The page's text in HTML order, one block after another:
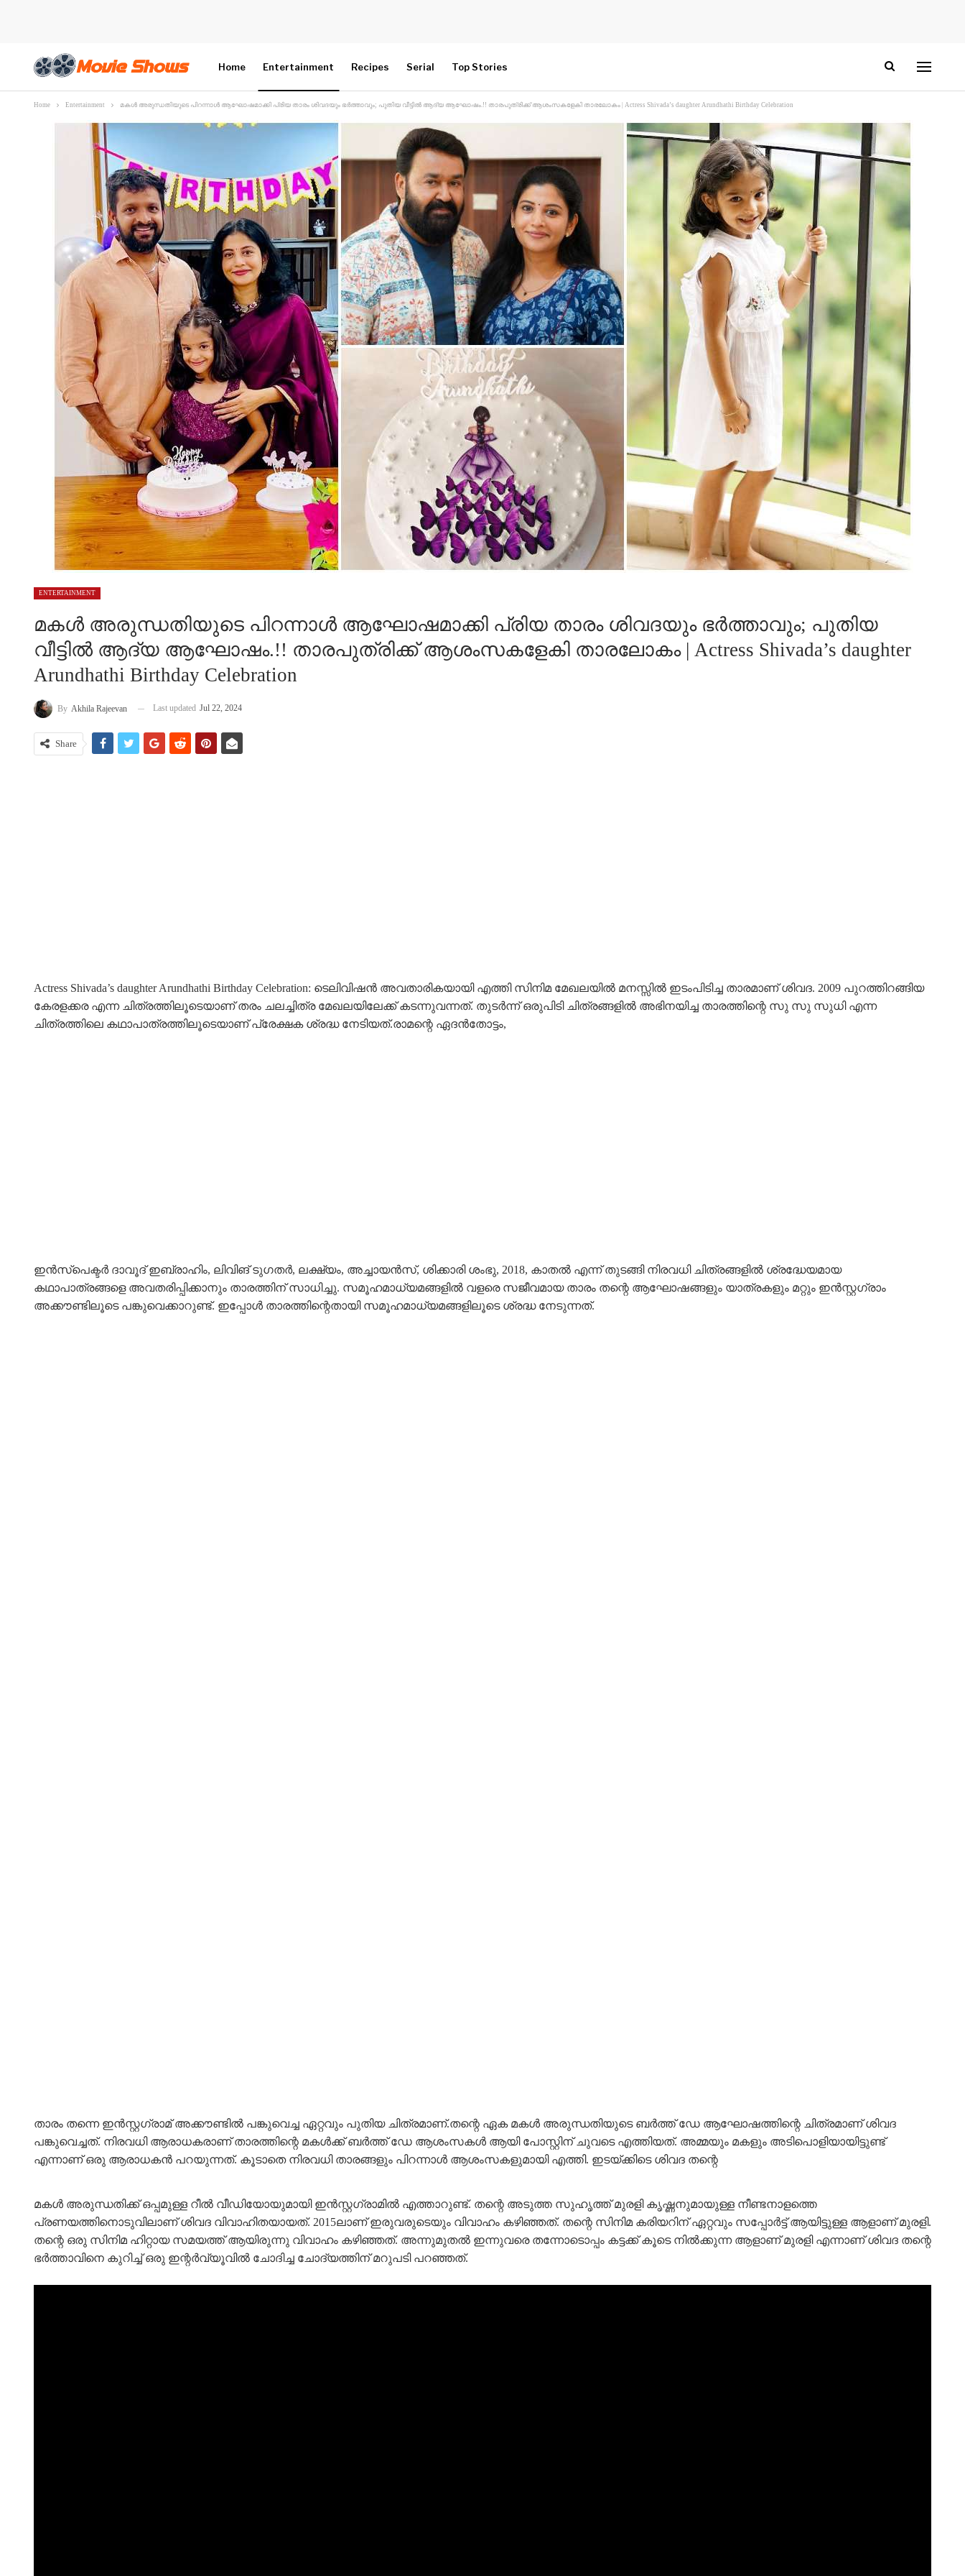
Home Entertainment Recipes Serial Top Stories
Home Entertainment മകൾ അരുന്ധതിയുടെ പിറന്നാൾ ആഘോഷമാക്കി പ്രിയ താരം ശിവദയും ഭർത്താവും; പുതിയ വീട്ടിൽ ആദ്യ ആഘോഷം.!! താരപുത്രിക്ക് ആശംസകളേകി താരലോകം | Actress Shivada’s daughter Arundhathi Birthday Celebration
ENTERTAINMENT
മകൾ അരുന്ധതിയുടെ പിറന്നാൾ ആഘോഷമാക്കി പ്രിയ താരം ശിവദയും ഭർത്താവും; പുതിയ
വീട്ടിൽ ആദ്യ ആഘോഷം.!! താരപുത്രിക്ക് ആശംസകളേകി താരലോകം | Actress Shivada’s daughter
Arundhathi Birthday Celebration
By Akhila Rajeevan Last updated Jul 22, 2024
Share
Actress Shivada’s daughter Arundhathi Birthday Celebration: ടെലിവിഷൻ അവതാരികയായി എത്തി സിനിമ മേഖലയിൽ മനസ്സിൽ ഇടംപിടിച്ച താരമാണ് ശിവദ. 2009 പുറത്തിറങ്ങിയ
കേരളക്കര എന്ന ചിത്രത്തിലൂടെയാണ് തരം ചലച്ചിത്ര മേഖലയിലേക്ക് കടന്നുവന്നത്. തുടർന്ന് ഒരുപിടി ചിത്രങ്ങളിൽ അഭിനയിച്ച താരത്തിന്റെ സു സു സുധി എന്ന
ചിത്രത്തിലെ കഥാപാത്രത്തിലൂടെയാണ് പ്രേക്ഷക ശ്രദ്ധ നേടിയത്.രാമന്റെ ഏദൻതോട്ടം,
ഇൻസ്പെക്ടർ ദാവൂദ് ഇബ്രാഹിം, ലിവിങ് ടുഗതർ, ലക്ഷ്യം, അച്ചായൻസ്, ശിക്കാരി ശംഭു, 2018, കാതൽ എന്ന് തുടങ്ങി നിരവധി ചിത്രങ്ങളിൽ ശ്രദ്ധേയമായ
കഥാപാത്രങ്ങളെ അവതരിപ്പിക്കാനും താരത്തിന് സാധിച്ചു. സമൂഹമാധ്യമങ്ങളിൽ വളരെ സജീവമായ താരം തന്റെ ആഘോഷങ്ങളും യാത്രകളും മറ്റും ഇൻസ്റ്റഗ്രാം
അക്കൗണ്ടിലൂടെ പങ്കുവെക്കാറുണ്ട്. ഇപ്പോൾ താരത്തിന്റെതായി സമൂഹമാധ്യമങ്ങളിലൂടെ ശ്രദ്ധ നേടുന്നത്.
താരം തന്നെ ഇൻസ്റ്റഗ്രാമ് അക്കൗണ്ടിൽ പങ്കുവെച്ച ഏറ്റവും പുതിയ ചിത്രമാണ്.തന്റെ ഏക മകൾ അരുന്ധതിയുടെ ബർത്ത് ഡേ ആഘോഷത്തിന്റെ ചിത്രമാണ് ശിവദ
പങ്കുവെച്ചത്. നിരവധി ആരാധകരാണ് താരത്തിന്റെ മകൾക്ക് ബർത്ത് ഡേ ആശംസകൾ ആയി പോസ്റ്റിന് ചുവടെ എത്തിയത്. അമ്മയും മകളും അടിപൊളിയായിട്ടുണ്ട്
എന്നാണ് ഒരു ആരാധകൻ പറയുന്നത്. കൂടാതെ നിരവധി താരങ്ങളും പിറന്നാൾ ആശംസകളുമായി എത്തി. ഇടയ്ക്കിടെ ശിവദ തന്റെ
മകൾ അരുന്ധതിക്ക് ഒപ്പമുള്ള റീൽ വീഡിയോയുമായി ഇൻസ്റ്റഗ്രാമിൽ എത്താറുണ്ട്. തന്റെ അടുത്ത സുഹൃത്ത് മുരളി കൃഷ്ണനുമായുള്ള നീണ്ടനാളത്തെ
പ്രണയത്തിനൊടുവിലാണ് ശിവദ വിവാഹിതയായത്. 2015ലാണ് ഇരുവരുടെയും വിവാഹം കഴിഞ്ഞത്. തന്റെ സിനിമ കരിയറിന് ഏറ്റവും സപ്പോർട്ട് ആയിട്ടുള്ള ആളാണ് മുരളി.
തന്റെ ഒരു സിനിമ ഹിറ്റായ സമയത്ത് ആയിരുന്നു വിവാഹം കഴിഞ്ഞത്. അന്നുമുതൽ ഇന്നുവരെ തന്നോടൊപ്പം കട്ടക്ക് കൂടെ നിൽക്കുന്ന ആളാണ് മുരളി എന്നാണ് ശിവദ തന്റെ
ഭർത്താവിനെ കുറിച്ച് ഒരു ഇന്റർവ്യൂവിൽ ചോദിച്ച ചോദ്യത്തിന് മറുപടി പറഞ്ഞത്.